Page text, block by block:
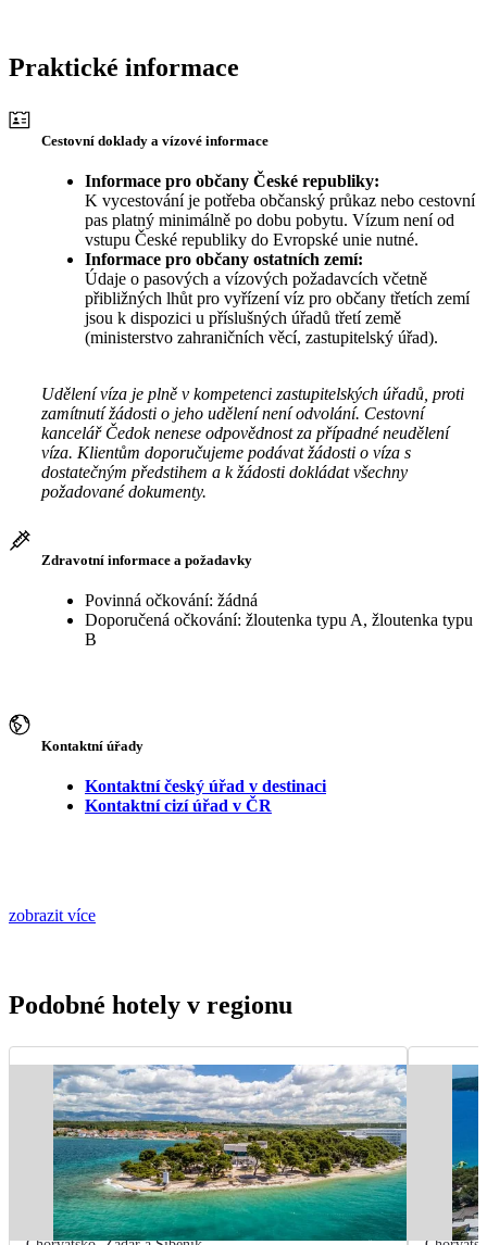
Praktické informace
Cestovní doklady a vízové informace
Informace pro občany České republiky:
K vycestování je potřeba občanský průkaz nebo cestovní
pas platný minimálně po dobu pobytu. Vízum není od
vstupu České republiky do Evropské unie nutné.
Informace pro občany ostatních zemí:
Údaje o pasových a vízových požadavcích včetně
přibližných lhůt pro vyřízení víz pro občany třetích zemí
jsou k dispozici u příslušných úřadů třetí země
(ministerstvo zahraničních věcí, zastupitelský úřad).
Udělení víza je plně v kompetenci zastupitelských úřadů, proti
zamítnutí žádosti o jeho udělení není odvolání. Cestovní
kancelář Čedok nenese odpovědnost za případné neudělení
víza. Klientům doporučujeme podávat žádosti o víza s
dostatečným předstihem a k žádosti dokládat všechny
požadované dokumenty.
Zdravotní informace a požadavky
Povinná očkování: žádná
Doporučená očkování: žloutenka typu A, žloutenka typu
B
Kontaktní úřady
Kontaktní český úřad v destinaci
Kontaktní cizí úřad v ČR
zobrazit více
Podobné hotely v regionu